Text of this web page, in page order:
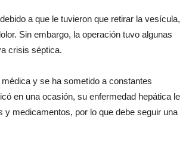
a que le tuvieron que retirar la vesícula,
Sin embargo, la operación tuvo algunas
crisis séptica.
y se ha sometido a constantes
en una ocasión, su enfermedad hepática le
medicamentos, por lo que debe seguir una